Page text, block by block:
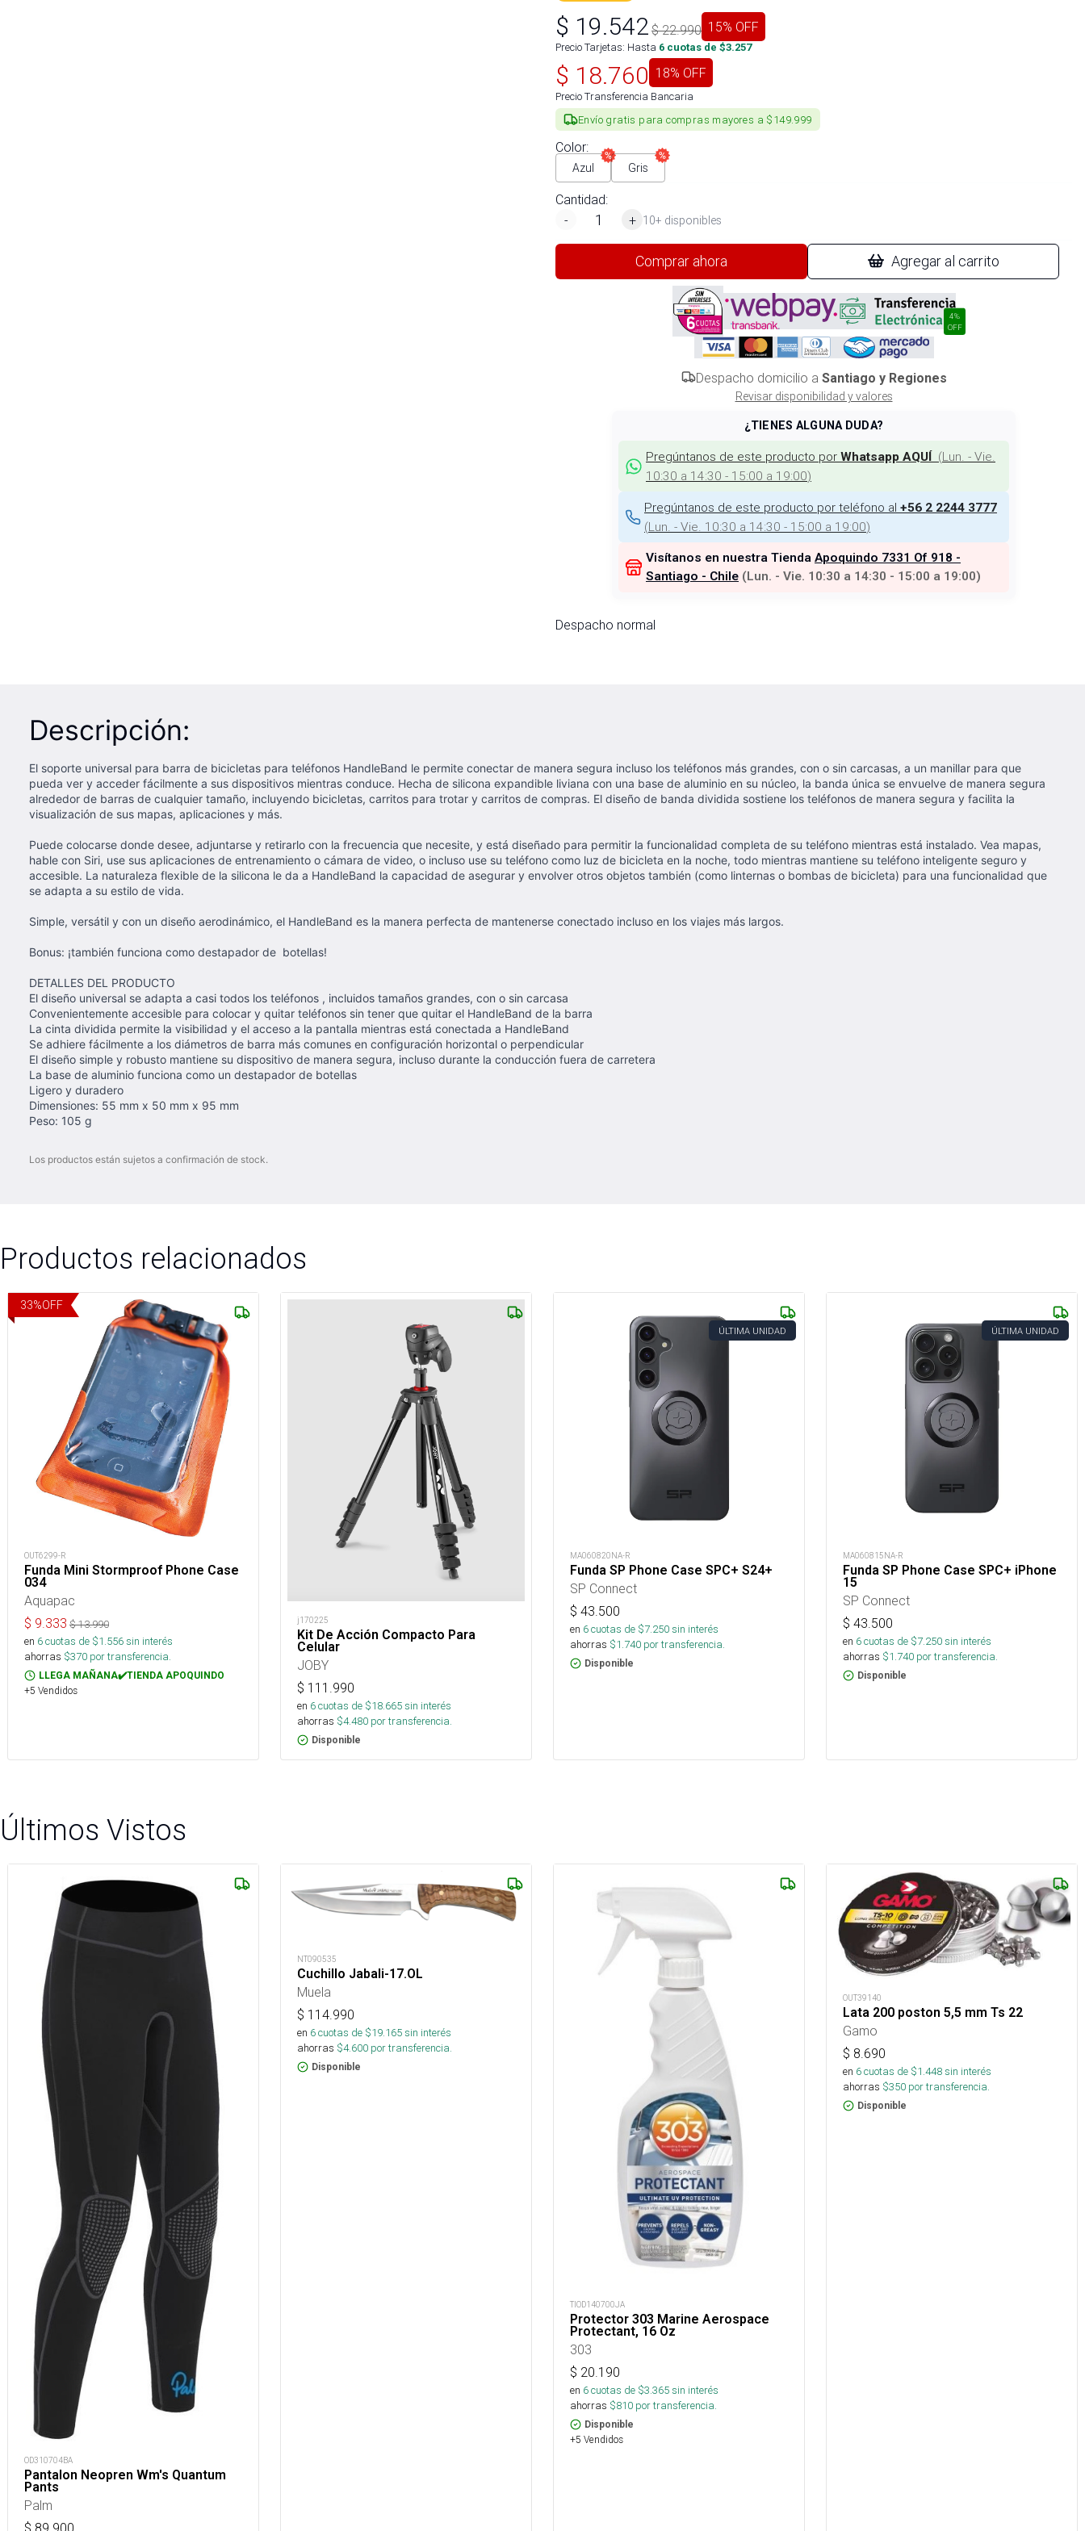
$ 19.542 $22.990 15% OFF
Precio Tarjetas: Hasta 6 cuotas de $3.257
$ 18.760 18% OFF
Precio Transferencia Bancaria
Envío gratis para compras mayores a $149.999
Color:
Azul Gris
Cantidad:
-
+ 10+ disponibles
Comprar ahora Agregar al carrito
4%
OFF
Despacho domicilio a Santiago y Regiones
Revisar disponibilidad y valores
¿TIENES ALGUNA DUDA?
Pregúntanos de este producto por Whatsapp AQUÍ (Lun. - Vie.
10:30 a 14:30 - 15:00 a 19:00)
Pregúntanos de este producto por teléfono al +56 2 2244 3777
(Lun. - Vie. 10:30 a 14:30 - 15:00 a 19:00)
Visítanos en nuestra Tienda Apoquindo 7331 Of 918 -
Santiago - Chile (Lun. - Vie. 10:30 a 14:30 - 15:00 a 19:00)
Despacho normal
Descripción:
El soporte universal para barra de bicicletas para teléfonos HandleBand le permite conectar de manera segura incluso los teléfonos más grandes, con o sin carcasas, a un manillar para que
pueda ver y acceder fácilmente a sus dispositivos mientras conduce. Hecha de silicona expandible liviana con una base de aluminio en su núcleo, la banda única se envuelve de manera segura
alrededor de barras de cualquier tamaño, incluyendo bicicletas, carritos para trotar y carritos de compras. El diseño de banda dividida sostiene los teléfonos de manera segura y facilita la
visualización de sus mapas, aplicaciones y más.
Puede colocarse donde desee, adjuntarse y retirarlo con la frecuencia que necesite, y está diseñado para permitir la funcionalidad completa de su teléfono mientras está instalado. Vea mapas,
hable con Siri, use sus aplicaciones de entrenamiento o cámara de video, o incluso use su teléfono como luz de bicicleta en la noche, todo mientras mantiene su teléfono inteligente seguro y
accesible. La naturaleza flexible de la silicona le da a HandleBand la capacidad de asegurar y envolver otros objetos también (como linternas o bombas de bicicleta) para una funcionalidad que
se adapta a su estilo de vida.
Simple, versátil y con un diseño aerodinámico, el HandleBand es la manera perfecta de mantenerse conectado incluso en los viajes más largos.
Bonus: ¡también funciona como destapador de botellas!
DETALLES DEL PRODUCTO
El diseño universal se adapta a casi todos los teléfonos , incluidos tamaños grandes, con o sin carcasa
Convenientemente accesible para colocar y quitar teléfonos sin tener que quitar el HandleBand de la barra
La cinta dividida permite la visibilidad y el acceso a la pantalla mientras está conectada a HandleBand
Se adhiere fácilmente a los diámetros de barra más comunes en configuración horizontal o perpendicular
El diseño simple y robusto mantiene su dispositivo de manera segura, incluso durante la conducción fuera de carretera
La base de aluminio funciona como un destapador de botellas
Ligero y duradero
Dimensiones: 55 mm x 50 mm x 95 mm
Peso: 105 g
Los productos están sujetos a confirmación de stock.
Productos relacionados
33%OFF
OUT6299-R
Funda Mini Stormproof Phone Case
034
Aquapac
$ 9.333 $13.990
en 6cuotas de $1.556sin interés
ahorras $370 por transferencia.
LLEGA MAÑANA✔️TIENDA APOQUINDO
+5 Vendidos
j170225
Kit De Acción Compacto Para
Celular
JOBY
$ 111.990
en 6cuotas de $18.665sin interés
ahorras $4.480 por transferencia.
Disponible
ÚLTIMA UNIDAD
MA060820NA-R
Funda SP Phone Case SPC+ S24+
SP Connect
$ 43.500
en 6cuotas de $7.250sin interés
ahorras $1.740 por transferencia.
Disponible
ÚLTIMA UNIDAD
MA060815NA-R
Funda SP Phone Case SPC+ iPhone
15
SP Connect
$ 43.500
en 6cuotas de $7.250sin interés
ahorras $1.740 por transferencia.
Disponible
Últimos Vistos
OD310704BA
Pantalon Neopren Wm's Quantum
Pants
Palm
NT090535
Cuchillo Jabali-17.OL
Muela
$ 114.990
en 6cuotas de $19.165sin interés
ahorras $4.600 por transferencia.
Disponible
TIOD140700JA
Protector 303 Marine Aerospace
Protectant, 16 Oz
303
$ 20.190
en 6cuotas de $3.365sin interés
ahorras $810 por transferencia.
Disponible
+5 Vendidos
OUT39140
Lata 200 poston 5,5 mm Ts 22
Gamo
$ 8.690
en 6cuotas de $1.448sin interés
ahorras $350 por transferencia.
Disponible